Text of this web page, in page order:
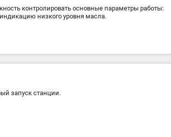
контролировать основные параметры работы:
низкого уровня масла.
запуск станции.